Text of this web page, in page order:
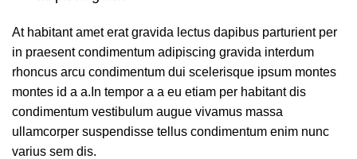
At habitant amet erat gravida lectus dapibus parturient per
in praesent condimentum adipiscing gravida interdum
rhoncus arcu condimentum dui scelerisque ipsum montes
montes id a a.In tempor a a eu etiam per habitant dis
condimentum vestibulum augue vivamus massa
ullamcorper suspendisse tellus condimentum enim nunc
varius sem dis.